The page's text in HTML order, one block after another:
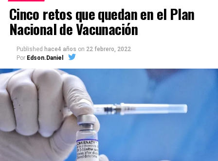
Cinco retos que quedan en el Plan
Nacional de Vacunación
Published hace4 años on 22 febrero, 2022
Por Edson.Daniel